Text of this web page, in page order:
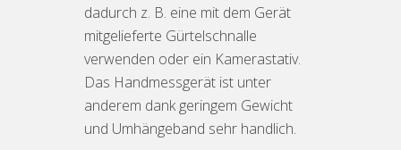
dadurch z. B. eine mit dem Gerät
mitgelieferte Gürtelschnalle
verwenden oder ein Kamerastativ.
Das Handmessgerät ist unter
anderem dank geringem Gewicht
und Umhängeband sehr handlich.